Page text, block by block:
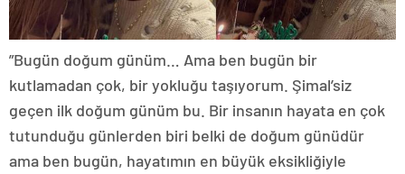
”Bugün doğum günüm… Ama ben bugün bir
kutlamadan çok, bir yokluğu taşıyorum. Şimal’siz
geçen ilk doğum günüm bu. Bir insanın hayata en çok
tutunduğu günlerden biri belki de doğum günüdür
ama ben bugün, hayatımın en büyük eksikliğiyle